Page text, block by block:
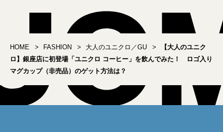
HOME FASHION 大人のユニクロ／GU
【大人のユニク
ロ】銀座店に初登場「ユニクロ コーヒー」を飲んでみた！ ロゴ入り
マグカップ（非売品）のゲット方法は？